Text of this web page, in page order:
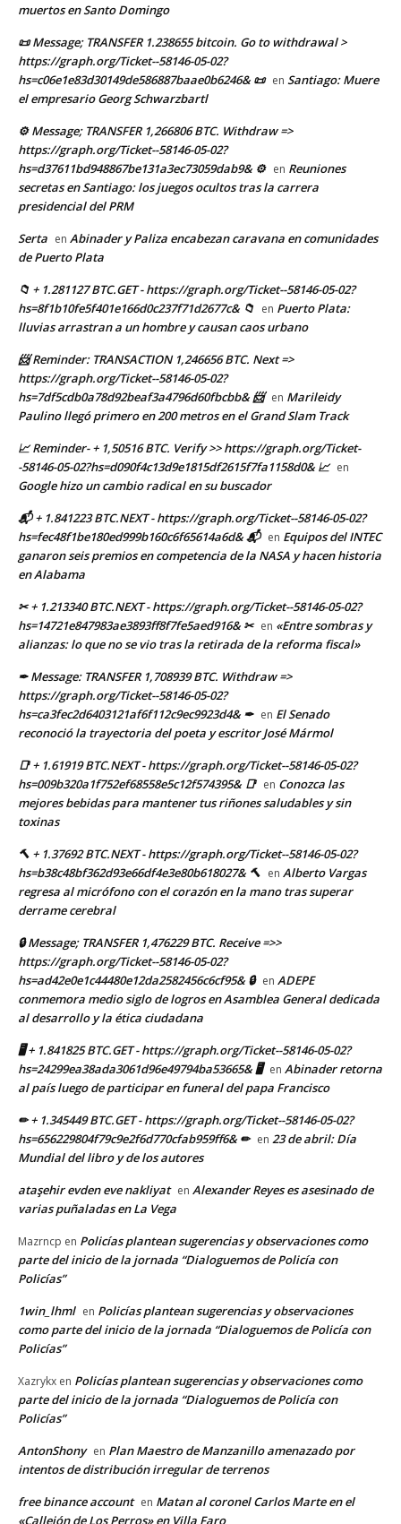
muertos en Santo Domingo
📜 Message; TRANSFER 1.238655 bitcoin. Go to withdrawal >
https://graph.org/Ticket--58146-05-02?
hs=c06e1e83d30149de586887baae0b6246& 📜 en Santiago: Muere
el empresario Georg Schwarzbartl
⚙ Message; TRANSFER 1,266806 BTC. Withdraw =>
https://graph.org/Ticket--58146-05-02?
hs=d37611bd948867be131a3ec73059dab9& ⚙ en Reuniones
secretas en Santiago: los juegos ocultos tras la carrera
presidencial del PRM
Serta en Abinader y Paliza encabezan caravana en comunidades
de Puerto Plata
📁 + 1.281127 BTC.GET - https://graph.org/Ticket--58146-05-02?
hs=8f1b10fe5f401e166d0c237f71d2677c& 📁 en Puerto Plata:
lluvias arrastran a un hombre y causan caos urbano
📨 Reminder: TRANSACTION 1,246656 BTC. Next =>
https://graph.org/Ticket--58146-05-02?
hs=7df5cdb0a78d92beaf3a4796d60fbcbb& 📨 en Marileidy
Paulino llegó primero en 200 metros en el Grand Slam Track
📈 Reminder- + 1,50516 BTC. Verify >> https://graph.org/Ticket-
-58146-05-02?hs=d090f4c13d9e1815df2615f7fa1158d0& 📈 en
Google hizo un cambio radical en su buscador
📬 + 1.841223 BTC.NEXT - https://graph.org/Ticket--58146-05-02?
hs=fec48f1be180ed999b160c6f65614a6d& 📬 en Equipos del INTEC
ganaron seis premios en competencia de la NASA y hacen historia
en Alabama
✂ + 1.213340 BTC.NEXT - https://graph.org/Ticket--58146-05-02?
hs=14721e847983ae3893ff8f7fe5aed916& ✂ en «Entre sombras y
alianzas: lo que no se vio tras la retirada de la reforma fiscal»
✒ Message: TRANSFER 1,708939 BTC. Withdraw =>
https://graph.org/Ticket--58146-05-02?
hs=ca3fec2d6403121af6f112c9ec9923d4& ✒ en El Senado
reconoció la trayectoria del poeta y escritor José Mármol
📑 + 1.61919 BTC.NEXT - https://graph.org/Ticket--58146-05-02?
hs=009b320a1f752ef68558e5c12f574395& 📑 en Conozca las
mejores bebidas para mantener tus riñones saludables y sin
toxinas
🔨 + 1.37692 BTC.NEXT - https://graph.org/Ticket--58146-05-02?
hs=b38c48bf362d93e66df4e3e80b618027& 🔨 en Alberto Vargas
regresa al micrófono con el corazón en la mano tras superar
derrame cerebral
🔒 Message; TRANSFER 1,476229 BTC. Receive =>>
https://graph.org/Ticket--58146-05-02?
hs=ad42e0e1c44480e12da2582456c6cf95& 🔒 en ADEPE
conmemora medio siglo de logros en Asamblea General dedicada
al desarrollo y la ética ciudadana
🖥 + 1.841825 BTC.GET - https://graph.org/Ticket--58146-05-02?
hs=24299ea38ada3061d96e49794ba53665& 🖥 en Abinader retorna
al país luego de participar en funeral del papa Francisco
✏ + 1.345449 BTC.GET - https://graph.org/Ticket--58146-05-02?
hs=656229804f79c9e2f6d770cfab959ff6& ✏ en 23 de abril: Día
Mundial del libro y de los autores
ataşehir evden eve nakliyat en Alexander Reyes es asesinado de
varias puñaladas en La Vega
Mazrncp en Policías plantean sugerencias y observaciones como
parte del inicio de la jornada “Dialoguemos de Policía con
Policías”
1win_lhml en Policías plantean sugerencias y observaciones
como parte del inicio de la jornada “Dialoguemos de Policía con
Policías”
Xazrykx en Policías plantean sugerencias y observaciones como
parte del inicio de la jornada “Dialoguemos de Policía con
Policías”
AntonShony en Plan Maestro de Manzanillo amenazado por
intentos de distribución irregular de terrenos
free binance account en Matan al coronel Carlos Marte en el
«Callejón de Los Perros» en Villa Faro